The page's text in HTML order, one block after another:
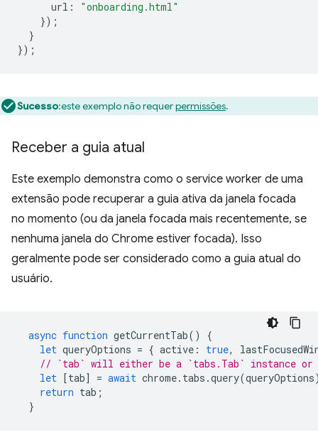
url :
"onboarding.html"
});
}
});
Sucesso:este exemplo não requerpermissões.
Receber a guia atual
Este exemplo demonstra como o service worker de uma
extensão pode recuperar a guia ativa da janela focada
no momento (ou da janela focada mais recentemente, se
nenhuma janela do Chrome estiver focada). Isso
geralmente pode ser considerado como a guia atual do
usuário.
async function getCurrentTab()
{
let queryOptions = { active : true,
// `tab` will either be a `tabs.Tab` instance or
let [tab] = await chrome. tabs .query(queryOptions
return tab ;
}